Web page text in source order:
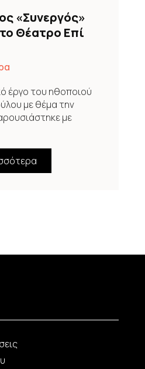
«Συνεργός»
Θέατρο Επί
έργο του ηθοποιού
με θέμα την
με